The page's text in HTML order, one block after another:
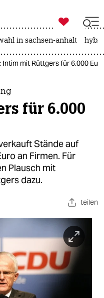

taz zahl ich
in sachsen-anhalt
mit Rüttgers für 6.000 Euro
für 6.000
Stände auf
an Firmen. Für
Plausch mit
dazu.
teilen